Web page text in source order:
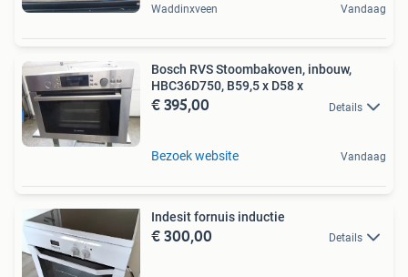
Waddinxveen Vandaag
Bosch RVS Stoombakoven, inbouw,
HBC36D750, B59,5 x D58 x
€ 395,00 Details
Bezoek website Vandaag
Indesit fornuis inductie
€ 300,00 Details